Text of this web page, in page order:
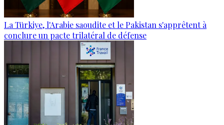
La Türkiye, l'Arabie saoudite et le Pakistan s'apprêtent à
conclure un pacte trilatéral de défense